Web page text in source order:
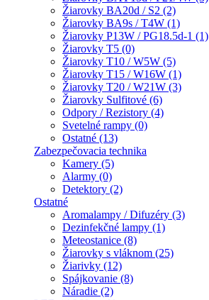
Žiarovky BA20d / S2 (2)
Žiarovky BA9s / T4W (1)
Žiarovky P13W / PG18.5d-1 (1)
Žiarovky T5 (0)
Žiarovky T10 / W5W (5)
Žiarovky T15 / W16W (1)
Žiarovky T20 / W21W (3)
Žiarovky Sulfitové (6)
Odpory / Rezistory (4)
Svetelné rampy (0)
Ostatné (13)
Zabezpečovacia technika
Kamery (5)
Alarmy (0)
Detektory (2)
Ostatné
Aromalampy / Difuzéry (3)
Dezinfekčné lampy (1)
Meteostanice (8)
Žiarovky s vláknom (25)
Žiarivky (12)
Spájkovanie (8)
Náradie (2)